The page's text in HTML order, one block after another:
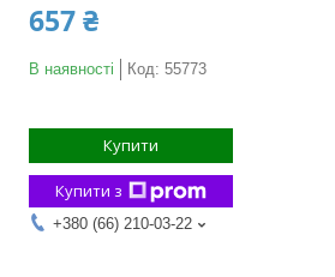
657 ₴
В наявності Код: 55773
Купити
Купити з
+380 (66) 210-03-22